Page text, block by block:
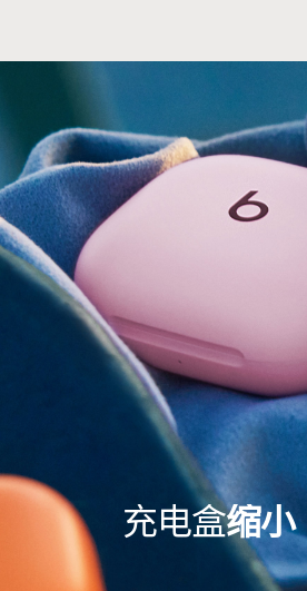
充电盒缩小